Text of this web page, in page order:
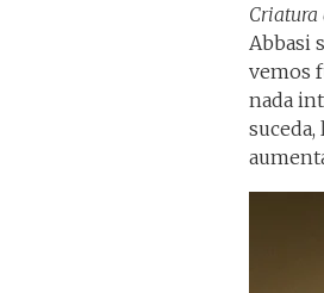
Criatura
Abbasi
vemos
nada